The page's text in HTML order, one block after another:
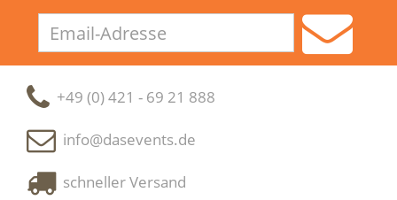
Adresse
+49 (0) 421 - 69 21 888
info@dasevents.de
schneller Versand